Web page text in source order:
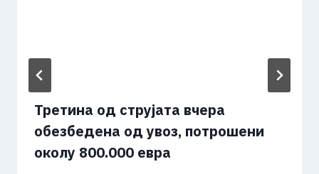
Третина од струјата вчера
обезбедена од увоз, потрошени
околу 800.000 евра